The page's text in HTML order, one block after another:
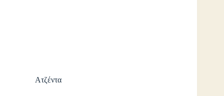
Ατζέντα